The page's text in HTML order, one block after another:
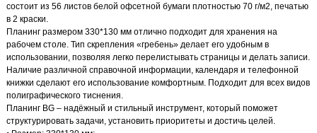
состоит из 56 листов белой офсетной бумаги плотностью 70 г/м2, печатью
в 2 краски.
Планинг размером 330*130 мм отлично подходит для хранения на
рабочем столе. Тип скрепления «гребень» делает его удобным в
использовании, позволяя легко перелистывать страницы и делать записи.
Наличие различной справочной информации, календаря и телефонной
книжки сделают его использование комфортным. Подходит для всех видов
полиграфического тиснения.
Планинг BG – надёжный и стильный инструмент, который поможет
структурировать задачи, установить приоритеты и достичь целей.